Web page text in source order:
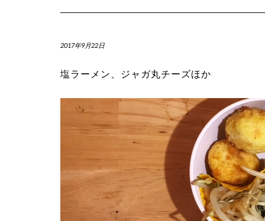
2017年9月22日
塩ラーメン、ジャガ丸チーズほか